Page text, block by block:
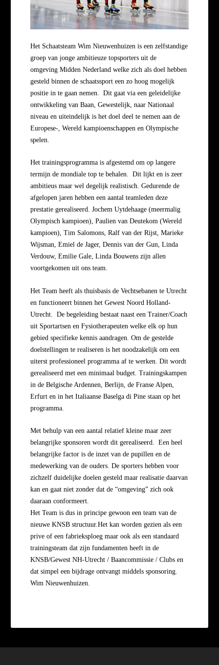
Het Schaatsteam Wim Nieuwenhuizen is een zelfstandige
groep van jonge ambitieuze topsportersuitde
omgevingMidden Nederland welke zich als doel hebben
gesteld binnen de schaatssport een zo hoog mogelijk
positie in te gaan nemen. Dit gaat via eengeleidelijke
ontwikkeling van Baan, Gewestelijk, naar Nationaal
niveau en uiteindelijk is het doel deel te nemen aan de
Europese-, Wereld kampioenschappen en Olympische
spelen.
Het trainingsprogramma is afgestemd om op langere
termijn de mondiale top te behalen. Dit lijkt en is zeer
ambitieus maar wel degelijk realistisch. Gedurende de
afgelopen jaren hebben een aantal teamleden deze
prestatie gerealiseerd. Jochem Uytdehaage (meermalig
Olympisch kampioen),Paulien van Deutekom (Wereld
kampioen), Tim Salomons,Ralf van der Rijst, Marieke
Wijsman, Emiel de Jager, Dennis van der Gun, Linda
Verdouw, Emilie Gale, Linda Bouwens zijn allen
voortgekomen uit ons team.
Het Team heeft als thuisbasis de Vechtsebanen te Utrecht
en functioneert binnen het Gewest Noord Holland-
Utrecht.
De begeleiding bestaat naast een Trainer/Coach
uit Sportartsen en Fysiotherapeuten welke elk op hun
gebied specifieke kennis aandragen. Om de gestelde
doelstellingen te realiseren is het noodzakelijk om een
uiterst professioneel programma af te werken. Dit wordt
gerealiseerd met een minimaal budget. Trainingskampen
in de Belgische Ardennen, Berlijn, de Franse Alpen,
Erfurt en in het Italiaanse Baselga di Pine staan op het
programma.
Met behulp van een aantal relatief kleine maar zeer
belangrijke sponsoren wordt dit gerealiseerd. Een heel
belangrijke factor is de inzet van de pupillen en de
medewerking van de ouders. De sporters hebben voor
zichzelf duidelijke doelen gesteld maar realisatie daarvan
kan en gaat niet zonder dat de “omgeving” zich ook
daaraan conformeert.
Het Team is dus in principe gewoon een team van de
nieuwe KNSB structuur.Het kan worden gezien als een
prive of een fabrieksploeg maar ook als een standaard
trainingsteam dat zijn fundamenten heeft in de
KNSB/Gewest NH-Utrecht / Baancommissie / Clubs en
dat simpel een bijdrage ontvangt middels sponsoring.
Wim Nieuwenhuizen.